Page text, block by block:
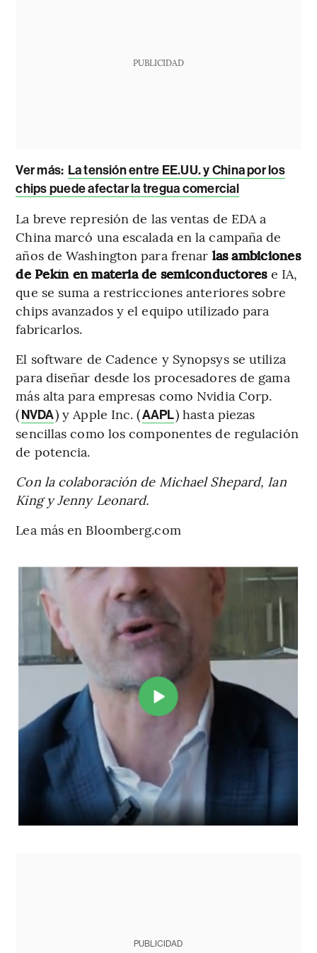
PUBLICIDAD
Ver más: La tensión entre EE.UU. y China por los
chips puede afectar la tregua comercial
La breve represión de las ventas de EDA a
China marcó una escalada en la campaña de
años de Washington para frenar las ambiciones
de Pekín en materia de semiconductorese IA,
que se suma a restricciones anteriores sobre
chips avanzados y el equipo utilizado para
fabricarlos.
El software de Cadence y Synopsys se utiliza
para diseñar desde los procesadores de gama
más alta para empresas como Nvidia Corp.
(NVDA) y Apple Inc. (AAPL) hasta piezas
sencillas como los componentes de regulación
de potencia.
Con la colaboración de Michael Shepard, Ian
King y Jenny Leonard.
Lea más en Bloomberg.com
PUBLICIDAD